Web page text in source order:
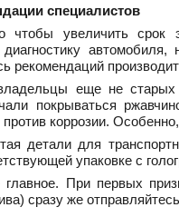
специалистов
чтобы увеличить срок
диагностику
рекомендаций
еще не старых
покрываться
коррозии.
детали для
упаковке с
При первых
сразу же